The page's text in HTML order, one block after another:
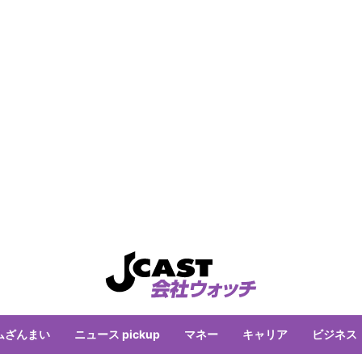
ざんまい ニュース pickup マネー キャリア ビジネス